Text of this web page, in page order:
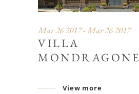
Mar 26 2017 - Mar 26 2017
VILLA
MONDRAGONE
View more